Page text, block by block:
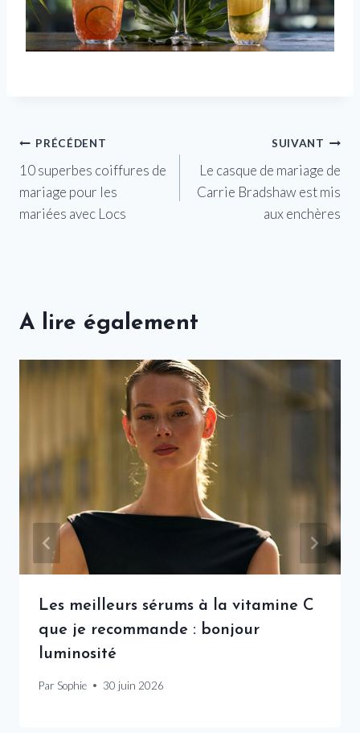
Navigation
de
l’article
PRÉCÉDENT
10 superbes coiffures de
mariage pour les
mariées avec Locs
SUIVANT
Le casque de mariage de
Carrie Bradshaw est mis
aux enchères
A lire également
Les meilleurs sérums à la vitamine C
que je recommande : bonjour
luminosité
Par Sophie 30 juin 2026